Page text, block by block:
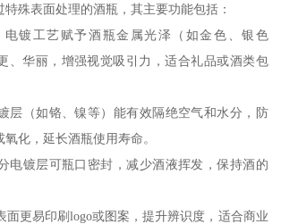
殊表面处理的酒瓶，其主要功能包括：
电镀工艺赋予酒瓶金属光泽（如金色、银色
、华丽，增强视觉吸引力，适合礼品或酒类包
层（如铬、镍等）能有效隔绝空气和水分，防
化，延长酒瓶使用寿命。
电镀层可瓶口密封，减少酒液挥发，保持酒的
面更易印刷logo或图案，提升辨识度，适合商业